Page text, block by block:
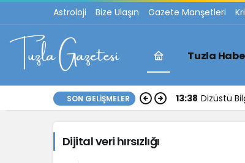
Astroloji Bize Ulaşın Gazete Manşetleri
Dijital
veri
hırsızlığı
Tuzla
SON GELIŞMELER 13:38 Dizüstü
Dijital veri hırsızlığı